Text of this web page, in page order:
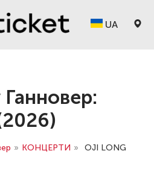
UA
» КОНЦЕРТИ » OJI LONG